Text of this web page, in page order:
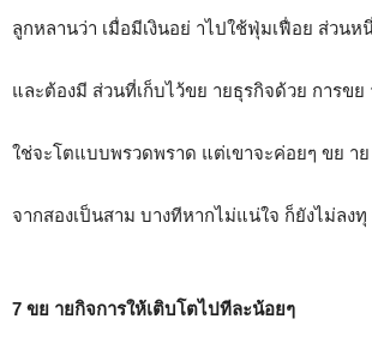
ลูกหลานว่า เมื่อมีเงินอย่ าไปใช้ฟุ่มเฟื่อย ส่วนห
และต้องมี ส่วนที่เก็บไว้ขย ายธุรกิจด้วย การข
ใช่จะโตแบบพรวดพราด แต่เขาจะค่อยๆ ขย า
จากสองเป็นสาม บางทีหากไม่แน่ใจ ก็ยังไม่ลง
7 ขย ายกิจการให้เติบโตไปทีละน้อยๆ